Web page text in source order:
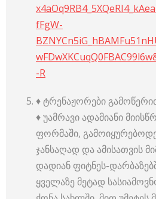
fFgW-
-R
♦️ ტრენაჟორები
♦️ უამრავი ადამიანი
ფორმაში,
ჯანსაღად და ამისათვის
დადიან ფიტნეს-
ყველაზე მეტად